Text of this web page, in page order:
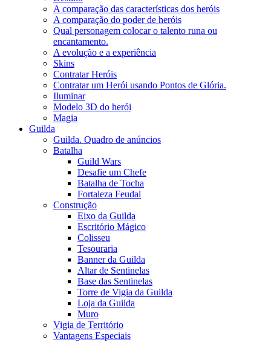
A comparação das características dos heróis
A comparação do poder de heróis
Qual personagem colocar o talento runa ou
encantamento.
A evolução e a experiência
Skins
Contratar Heróis
Contratar um Herói usando Pontos de Glória.
Iluminar
Modelo 3D do herói
Magia
Guilda
Guilda. Quadro de anúncios
Batalha
Guild Wars
Desafie um Chefe
Batalha de Tocha
Fortaleza Feudal
Construção
Eixo da Guilda
Escritório Mágico
Colisseu
Tesouraria
Banner da Guilda
Altar de Sentinelas
Base das Sentinelas
Torre de Vigia da Guilda
Loja da Guilda
Muro
Vigia de Território
Vantagens Especiais